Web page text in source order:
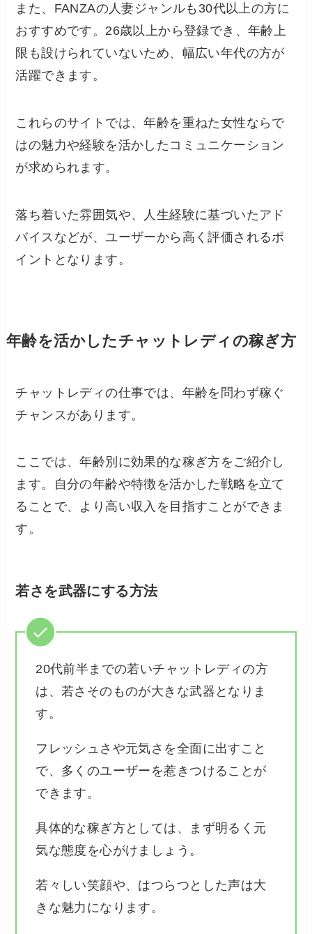
また、FANZAの人妻ジャンルも30代以上の方に
おすすめです。26歳以上から登録でき、年齢上
限も設けられていないため、幅広い年代の方が
活躍できます。
これらのサイトでは、年齢を重ねた女性ならで
はの魅力や経験を活かしたコミュニケーション
が求められます。
落ち着いた雰囲気や、人生経験に基づいたアド
バイスなどが、ユーザーから高く評価されるポ
イントとなります。
年齢を活かしたチャットレディの稼ぎ方
チャットレディの仕事では、年齢を問わず稼ぐ
チャンスがあります。
ここでは、年齢別に効果的な稼ぎ方をご紹介し
ます。自分の年齢や特徴を活かした戦略を立て
ることで、より高い収入を目指すことができま
す。
若さを武器にする方法
20代前半までの若いチャットレディの方
は、若さそのものが大きな武器となりま
す。
フレッシュさや元気さを全面に出すこと
で、多くのユーザーを惹きつけることが
できます。
具体的な稼ぎ方としては、まず明るく元
気な態度を心がけましょう。
若々しい笑顔や、はつらつとした声は大
きな魅力になります。